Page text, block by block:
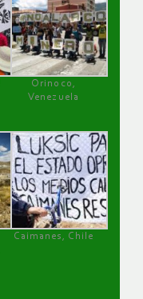
Orinoco,
Venezuela
Caimanes, Chile